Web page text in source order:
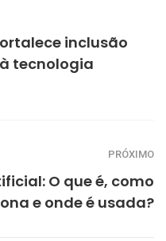
inclusão
tecnologia
PRÓXIMO
O que é, como
e onde é usada?